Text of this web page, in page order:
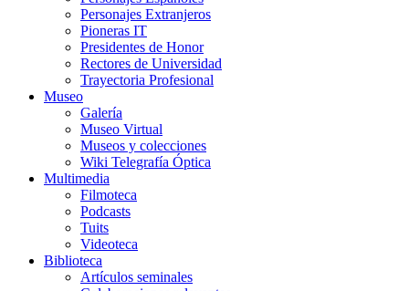
Personajes Extranjeros
Pioneras IT
Presidentes de Honor
Rectores de Universidad
Trayectoria Profesional
Museo
Galería
Museo Virtual
Museos y colecciones
Wiki Telegrafía Óptica
Multimedia
Filmoteca
Podcasts
Tuits
Videoteca
Biblioteca
Artículos seminales